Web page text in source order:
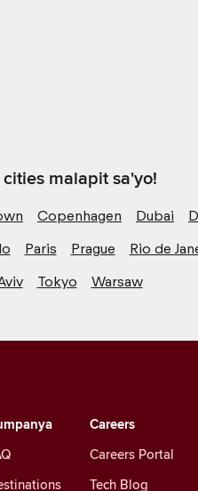
malapit sa'yo!
Copenhagen Dubai
Paris Prague Rio de
Tokyo Warsaw
Careers
Careers Portal
Tech Blog